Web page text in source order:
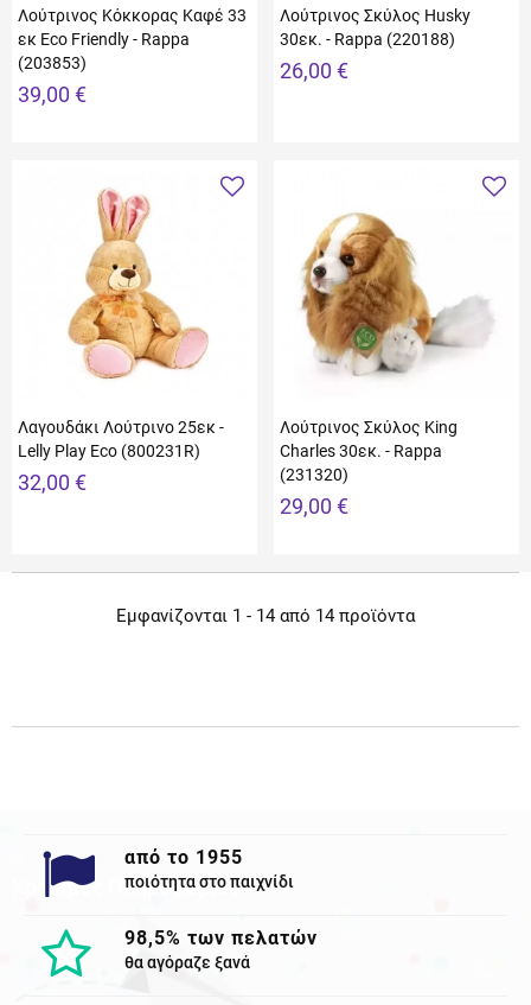
Λούτρινος Κόκκορας Καφέ 33
εκ Eco Friendly - Rappa
(203853)
39,00 €
Λούτρινος Σκύλος Husky
30εκ. - Rappa (220188)
26,00 €
Λαγουδάκι Λούτρινο 25εκ -
Lelly Play Eco (800231R)
32,00 €
Λούτρινος Σκύλος King
Charles 30εκ. - Rappa
(231320)
29,00 €
Εμφανίζονται 1 - 14 από 14 προϊόντα
Χρησιμες Πληροφορίες
από το 1955
ποιότητα στο παιχνίδι
98,5% των πελατών
θα αγόραζε ξανά